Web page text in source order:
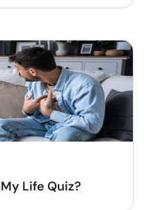
Life Quiz?